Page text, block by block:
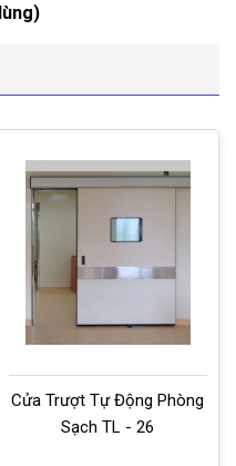
Cửa Trượt Tự Động Phòng
Sạch TL - 26